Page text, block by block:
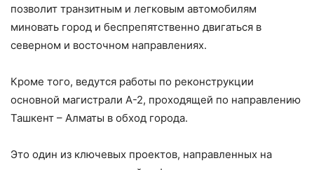
позволит транзитным и легковым автомобилям
миновать город и беспрепятственно двигаться в
северном и восточном направлениях.
Кроме того, ведутся работы по реконструкции
основной магистрали А-2, проходящей по направлению
Ташкент – Алматы в обход города.
Это один из ключевых проектов, направленных на